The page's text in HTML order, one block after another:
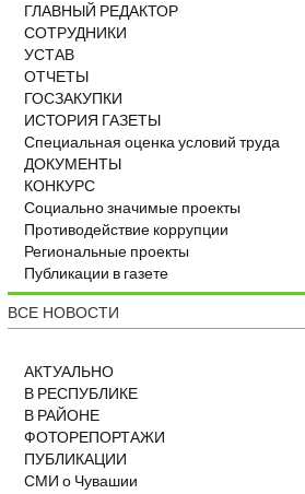
ГЛАВНЫЙ РЕДАКТОР
СОТРУДНИКИ
УСТАВ
ОТЧЕТЫ
ГОСЗАКУПКИ
ИСТОРИЯ ГАЗЕТЫ
Специальная оценка условий труда
ДОКУМЕНТЫ
КОНКУРС
Социально значимые проекты
Противодействие коррупции
Региональные проекты
Публикации в газете
ВСЕ НОВОСТИ
АКТУАЛЬНО
В РЕСПУБЛИКЕ
В РАЙОНЕ
ФОТОРЕПОРТАЖИ
ПУБЛИКАЦИИ
СМИ о Чувашии